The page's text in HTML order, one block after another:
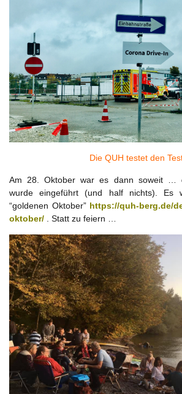
Die QUH testet den
Am 28. Oktober war es dann soweit …
wurde eingeführt (und half nichts). Es
“goldenen Oktober” https://quh-berg.de/
oktober/
. Statt zu feiern …